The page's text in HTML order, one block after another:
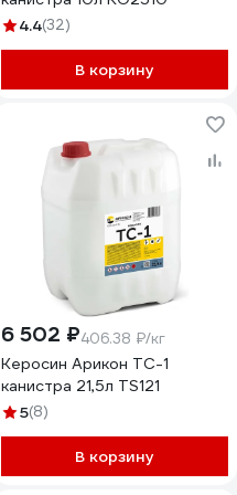
4.4(32)
В корзину
6 502 ₽406.38 ₽/кг
Керосин Арикон ТС-1
канистра 21,5л TS121
5(8)
В корзину